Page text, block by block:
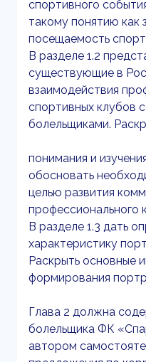
спортивного
такому понятию как
посещаемость
В разделе 1.2
существующие в
взаимодействия
спортивных клубов
болельщиками.
понимания и
обосновать
целью развития
профессионального
В разделе 1.3 дать
характеристику
Раскрыть основные
формирования
Глава 2 должна
болельщика ФК
автором